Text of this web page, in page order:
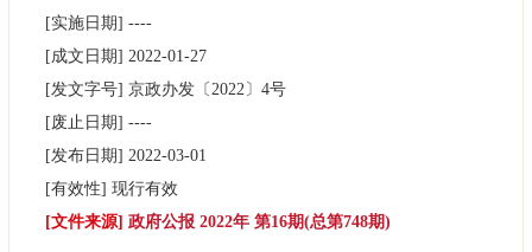
政务公开
市领导
政策兑现 政策解读
[实施日期] ----
[成文日期] 2022-01-27
[发文字号] 京政办发〔2022〕 4号
[废止日期] ----
[发布日期] 2022-03-01
[有效性] 现行有效
[文件来源] 政府公报 2022年 第16期(总第748期)